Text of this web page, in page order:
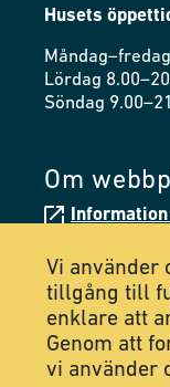
Husets
Lördag
Söndag
Om
Följ oss på
Följ oss på
Vi använder
tillgång till
enklare att
Genom att
vi använder